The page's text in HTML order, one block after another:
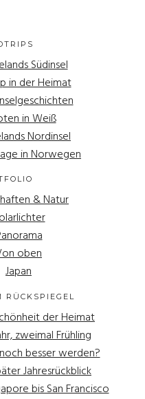
Südinsel
in der Heimat
in Weiß
Nordinsel
in Norwegen
& Natur
oben
Japan
der Heimat
zweimal Frühling
besser werden?
Jahresrückblick
bis San Francisco